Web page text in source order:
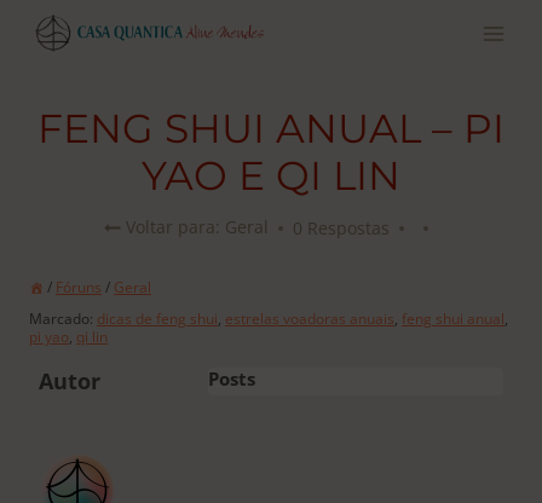
Pular
para
FENG SHUI ANUAL – PI
YAO E QI LIN
Voltar para: Geral 0 Respostas
/ Fóruns / Geral
Marcado: dicas de feng shui, estrelas voadoras anuais, feng shui anual,
pi yao, qi lin
Autor Posts